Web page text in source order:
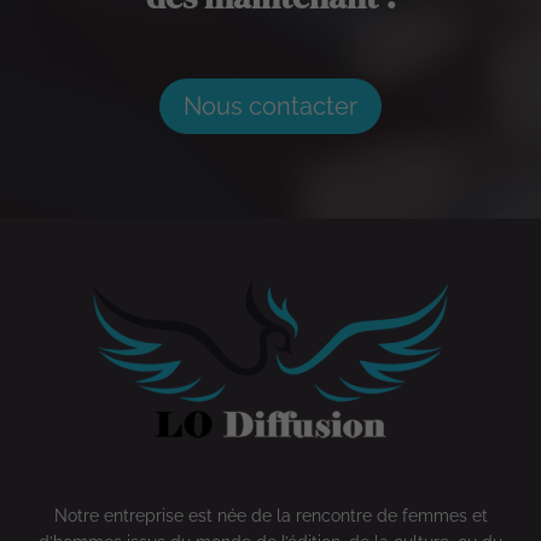
Nous contacter
Notre entreprise est née de la rencontre de femmes et